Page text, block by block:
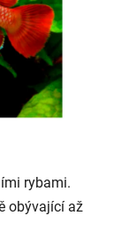
rybami.
obývající až